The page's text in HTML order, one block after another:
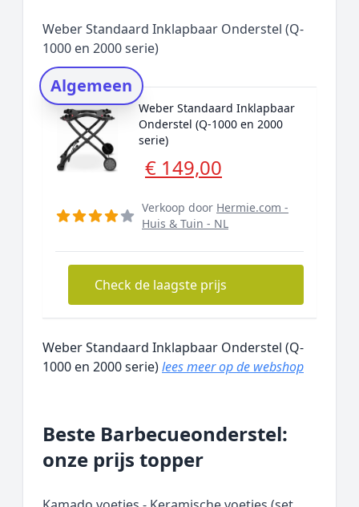
Rating topper
Onderzoeksmethode
Alternatieven
Prijsniveaus
Weber Standaard Inklapbaar Onderstel (Q-
1000 en 2000 serie)
Algemeen
Weber Standaard Inklapbaar
Onderstel (Q-1000 en 2000
serie)
€ 149,00
Verkoop door Hermie.com -
Huis & Tuin - NL
Check de laagste prijs
Weber Standaard Inklapbaar Onderstel (Q-
1000 en 2000 serie)lees meer op de webshop
Beste Barbecueonderstel:
onze prijs topper